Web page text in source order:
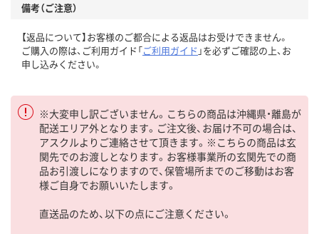
備考（ご注意）
【返品について】お客様のご都合による返品はお受けできません。
ご購入の際は、ご利用ガイド「ご利用ガイド 」を必ずご確認の上、お
申し込みください。
※大変申し訳ございません。こちらの商品は沖縄県・離島が
配送エリア外となります。ご注文後、お届け不可の場合は、
アスクルよりご連絡させて頂きます。※こちらの商品は玄
関先でのお渡しとなります。お客様事業所の玄関先での商
品お引渡しになりますので、保管場所までのご移動はお客
様ご自身でお願いいたします。
直送品のため、以下の点にご注意ください。